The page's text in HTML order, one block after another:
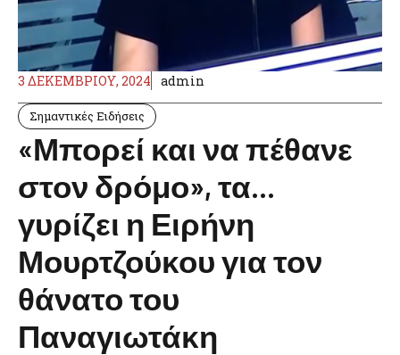
3 ΔΕΚΕΜΒΡΊΟΥ, 2024 admin
Σημαντικές Ειδήσεις
«Μπορεί και να πέθανε
στον δρόμο», τα…
γυρίζει η Ειρήνη
Μουρτζούκου για τον
θάνατο του
Παναγιωτάκη